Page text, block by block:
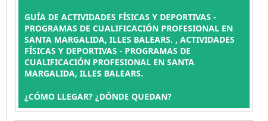
GUÍA DE ACTIVIDADES FÍSICAS Y DEPORTIVAS -
PROGRAMAS DE CUALIFICACIÓN PROFESIONAL EN
SANTA MARGALIDA, ILLES BALEARS. , ACTIVIDADES
FÍSICAS Y DEPORTIVAS - PROGRAMAS DE
CUALIFICACIÓN PROFESIONAL EN SANTA
MARGALIDA, ILLES BALEARS.
¿CÓMO LLEGAR? ¿DÓNDE QUEDAN?